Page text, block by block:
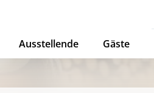
Ausstellende Gäste